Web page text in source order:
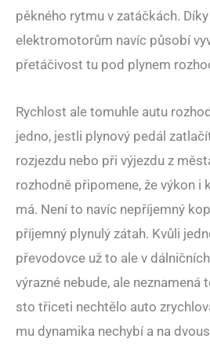
pěkného rytmu v zatáčkách.
elektromotorům navíc působí
přetáčivost tu pod plynem
Rychlost ale tomuhle autu
jedno, jestli plynový pedál
rozjezdu nebo při výjezdu z
rozhodně připomene, že výkon i
má. Není to navíc nepříjemný
příjemný plynulý zátah. Kvůli
převodovce už to ale v
výrazné nebude, ale neznamená
sto třiceti nechtělo auto
mu dynamika nechybí a na